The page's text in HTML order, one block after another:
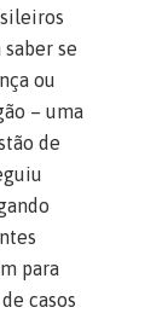
se
ou
– uma
de
para
casos